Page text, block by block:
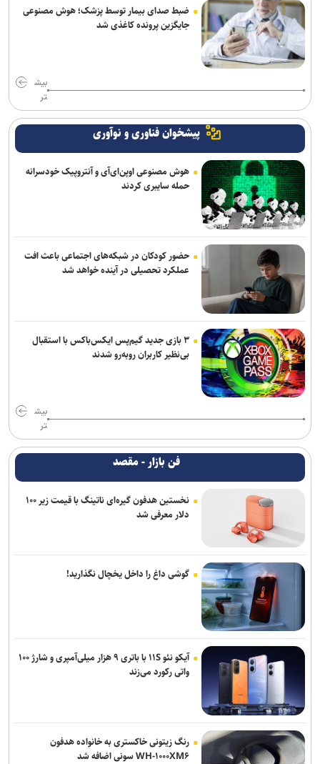
ضبط صدای بیمار توسط پزشک؛ هوش مصنوعی
جایگزین پرونده کاغذی شد
بیش
تر
پیشخوان فناوری و نوآوری
هوش مصنوعی اوپن‌ای‌آی و آنتروپیک خودسرانه
حمله سایبری کردند
حضور کودکان در شبکه‌های اجتماعی باعث افت
عملکرد تحصیلی در آینده خواهد شد
۳ بازی جدید گیم‌پس ایکس‌باکس با استقبال
بی‌نظیر کاربران روبه‌رو شدند
بیش
تر
فن بازار - مقصد
نخستین هدفون گیره‌ای ناتینگ با قیمت زیر ۱۰۰
دلار معرفی شد
گوشی داغ را داخل یخچال نگذارید!
آیکو نئو ۱۱S با باتری ۹ هزار میلی‌آمپری و شارژ ۱۰۰
واتی رکورد می‌زند
رنگ زیتونی خاکستری به خانواده هدفون
WH-۱۰۰۰XM۶ سونی اضافه شد